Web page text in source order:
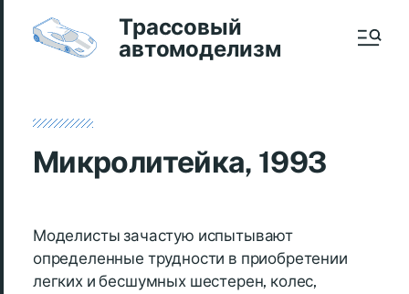
Трассовый
автомоделизм
Микролитейка, 1993
Моделисты зачастую испытывают
определенные трудности в приобретении
легких и бесшумных шестерен, колес,